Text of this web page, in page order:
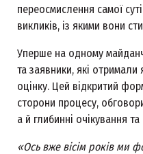
переосмислення самої
викликів, із якими вони
Уперше на одному
та заявники, які отримали
оцінку. Цей відкритий
сторони процесу,
а й глибинні очікування та
«Ось вже вісім років ми